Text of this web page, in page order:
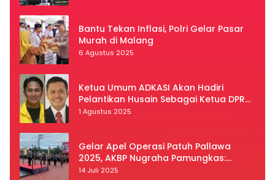
Bantu Tekan Inflasi, Polri Gelar Pasar
Murah di Malang
6 Agustus 2025
Ketua Umum ADKASI Akan Hadiri
Pelantikan Husain Sebagai Ketua DPRD
Luwu Utara
1 Agustus 2025
Gelar Apel Operasi Patuh Pallawa
2025, AKBP Nugraha Pamungkas:
Kedisiplinan dan Keselamatan Jadi
14 Juli 2025